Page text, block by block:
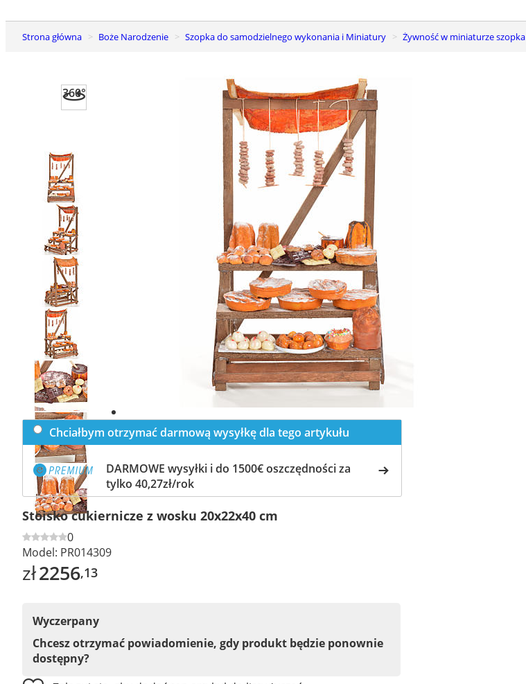
Strona główna Boże Narodzenie Szopka do samodzielnego wykonania i Miniatury Żywność w miniaturze szopka
360°
Previous
slide
Next
slide
Chciałbym otrzymać darmową wysyłkę dla tego artykułu
DARMOWE wysyłki i do 1500€ oszczędności za
tylko 40,27zł/rok
Stoisko cukiernicze z wosku 20x22x40 cm
0
Model: PR014309
zł2256,13
Wyczerpany
Chcesz otrzymać powiadomienie, gdy produkt będzie ponownie
dostępny?